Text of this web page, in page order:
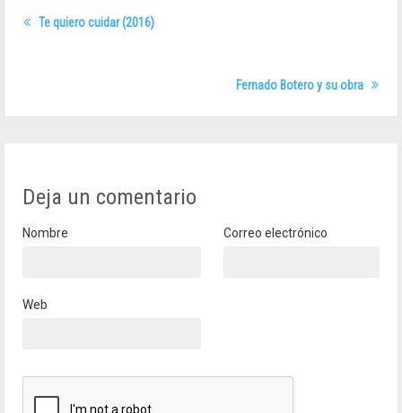
Te quiero cuidar (2016)
Fernado Botero y su obra
Deja un comentario
Nombre Correo electrónico
Web